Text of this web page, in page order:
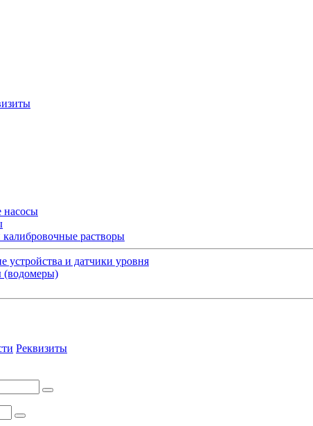
растворы
устройства и датчики уровня
(водомеры)
Реквизиты